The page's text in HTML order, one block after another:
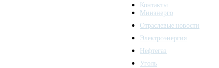
Контакты
Минэнерго
Отраслевые новости
Электроэнергия
Нефтегаз
Уголь